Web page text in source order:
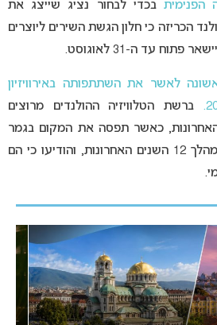
הפנימיתבכדי לבחור נציג שייצג את
באירוויזיון 2026, הולנד הכריזה כי חלון הגשת השירים ליוצרים
עד ה-31 לאוגוסט.
לאשר את השתתפותה באירוויזיון
ברשת הטלוויזיה ההולנדים מרוצים
כאשר תפסה את המקום בגמר
בלא פחות מ-10 פעמים במהלך 12 השנים האחרונות, והודיעו כי הם